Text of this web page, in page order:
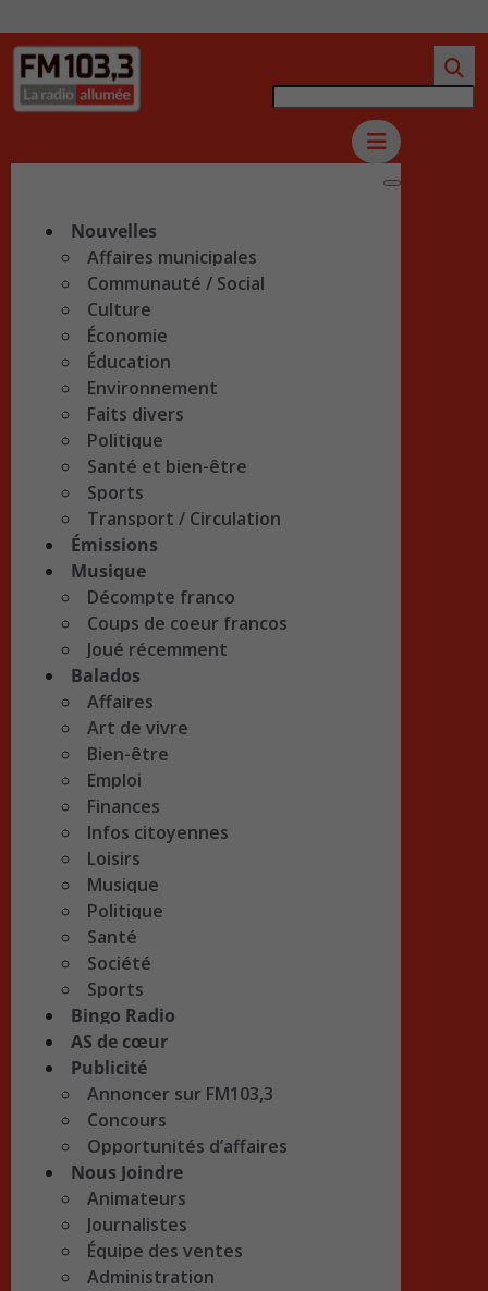
Nouvelles
Affaires municipales
Communauté / Social
Culture
Économie
Éducation
Environnement
Faits divers
Politique
Santé et bien-être
Sports
Transport / Circulation
Émissions
Musique
Décompte franco
Coups de coeur francos
Joué récemment
Balados
Affaires
Art de vivre
Bien-être
Emploi
Finances
Infos citoyennes
Loisirs
Musique
Politique
Santé
Société
Sports
Bingo Radio
AS de cœur
Publicité
Annoncer sur FM103,3
Concours
Opportunités d’affaires
Nous Joindre
Animateurs
Journalistes
Équipe des ventes
Administration